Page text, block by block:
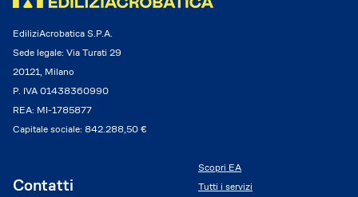
EdiliziAcrobatica S.P.A.
Sede legale: Via Turati 29
20121, Milano
P. IVA 01438360990
REA: MI-1785877
Capitale sociale: 842.288,50 €
Contatti
Scopri EA
Tutti i servizi